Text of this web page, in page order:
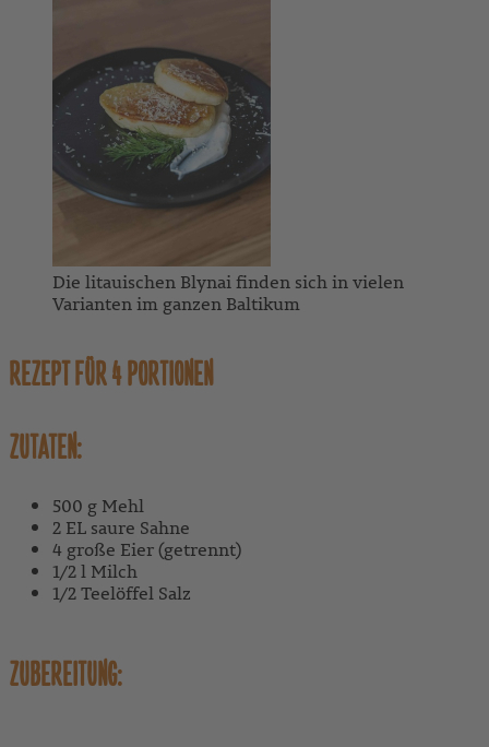
Die litauischen Blynai finden sich in vielen
Varianten im ganzen Baltikum
REZEPT FÜR 4 PORTIONEN
ZUTATEN:
500 g Mehl
2 EL saure Sahne
4 große Eier (getrennt)
1/2 l Milch
1/2 Teelöffel Salz
ZUBEREITUNG: